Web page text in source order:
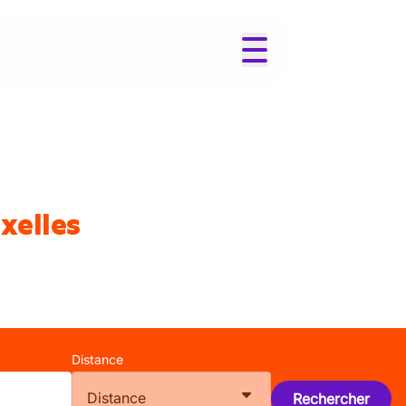
Distance
Distance Rechercher